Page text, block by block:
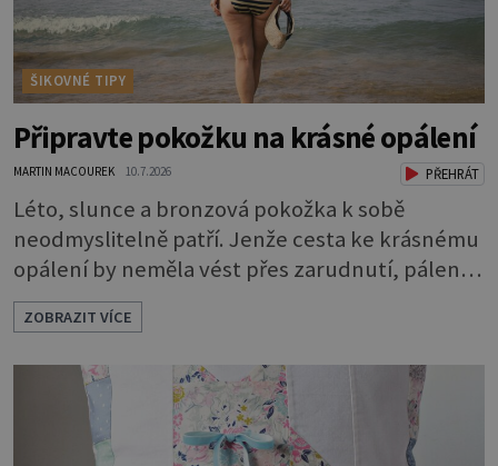
ŠIKOVNÉ TIPY
Připravte pokožku na krásné opálení
MARTIN MACOUREK 10.7.2026 PŘEHRÁT
Léto, slunce a bronzová pokožka k sobě
neodmyslitelně patří. Jenže cesta ke krásnému
opálení by neměla vést přes zarudnutí, pálení a
loupající se kůže. Spálená pokožka není
známkou „základu“ pro opálení, ale reakcí na
nadměrné UV záření. Pokud chcete, aby pleť i
pokožka těla vypadaly zdravě, hladce a opálení
vydrželo co nejdéle, vyplatí se začít s přípravou
už několik týdnů před první dovolenou.
ZOBRAZIT VÍCE